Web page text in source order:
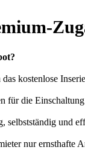
kostenlose
für die
selbstständig und
nur ernsthafte